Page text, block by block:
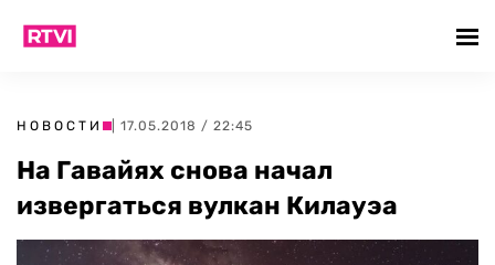
НОВОСТИ | 17.05.2018 / 22:45
На Гавайях снова начал
извергаться вулкан Килауэа